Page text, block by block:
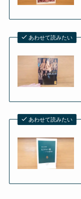
あわせて読みたい
あわせて読みたい